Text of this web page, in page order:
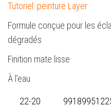
Tutoriel: peinture Layer
Formule conçue pour les
dégradés
Finition mate lisse
À l’eau
22-20